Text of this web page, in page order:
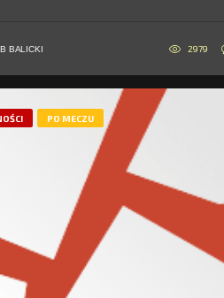
BALICKI 2979
PO MECZU